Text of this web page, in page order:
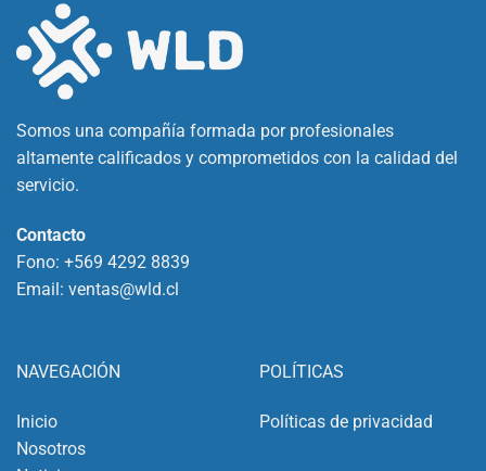
Somos una compañía formada por profesionales
altamente calificados y comprometidos con la calidad del
servicio.
Contacto
Fono: +569 4292 8839
Email: ventas@wld.cl
NAVEGACIÓN
Inicio
Nosotros
POLÍTICAS
Políticas de privacidad